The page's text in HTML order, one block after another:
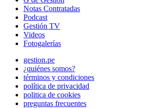
Notas Contratadas
Podcast
Gestión TV
Videos
Fotogalerías
gestion.pe
¿quiénes somos?
términos y condiciones
política de privacidad
politica de cookies
preguntas frecuentes